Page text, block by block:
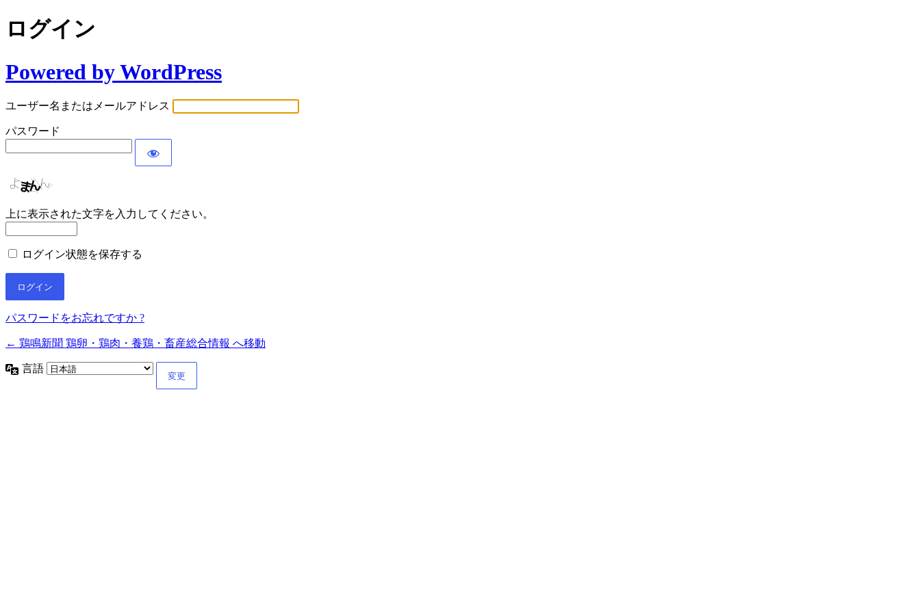
ログイン
Powered by WordPress
ユーザー名またはメールアドレス
パスワード
上に表示された文字を入力してください。
ログイン状態を保存する
パスワードをお忘れですか ?
← 鶏鳴新聞 鶏卵・鶏肉・養鶏・畜産総合情報 へ移動
言語